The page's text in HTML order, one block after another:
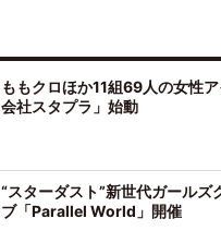
ももクロほか11組69人の女性
会社スタプラ」始動
“スターダスト”新世代ガールズ
ブ「Parallel World」開催